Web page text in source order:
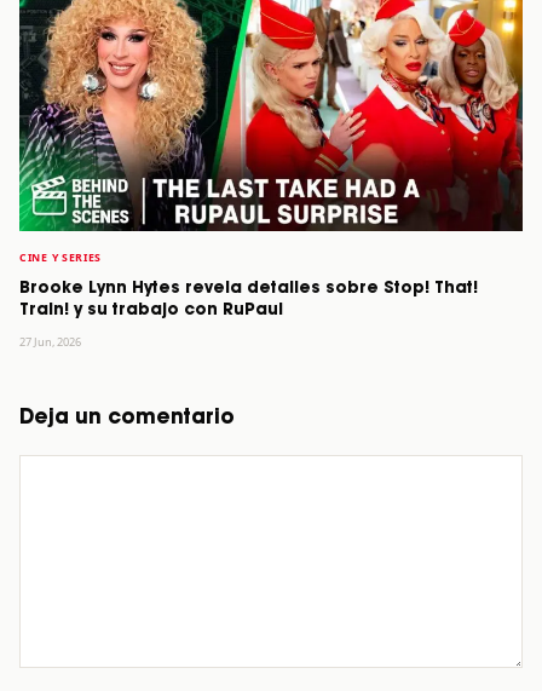
CINE Y SERIES
Brooke Lynn Hytes revela detalles sobre Stop! That!
Train! y su trabajo con RuPaul
27 Jun, 2026
Deja un comentario
Comentario